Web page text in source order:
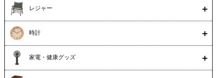
レジャー
時計
家電・健康グッズ